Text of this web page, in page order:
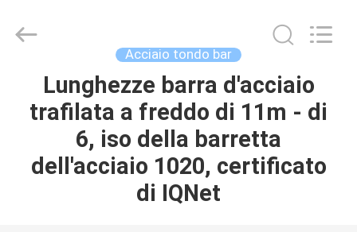
CASA
PRODOTTI
STEEL
INDUSTRIAL
Acciaio tondo bar
Lunghezze barra d'acciaio
trafilata a freddo di 11m - di
6, iso della barretta
dell'acciaio 1020, certificato
di IQNet